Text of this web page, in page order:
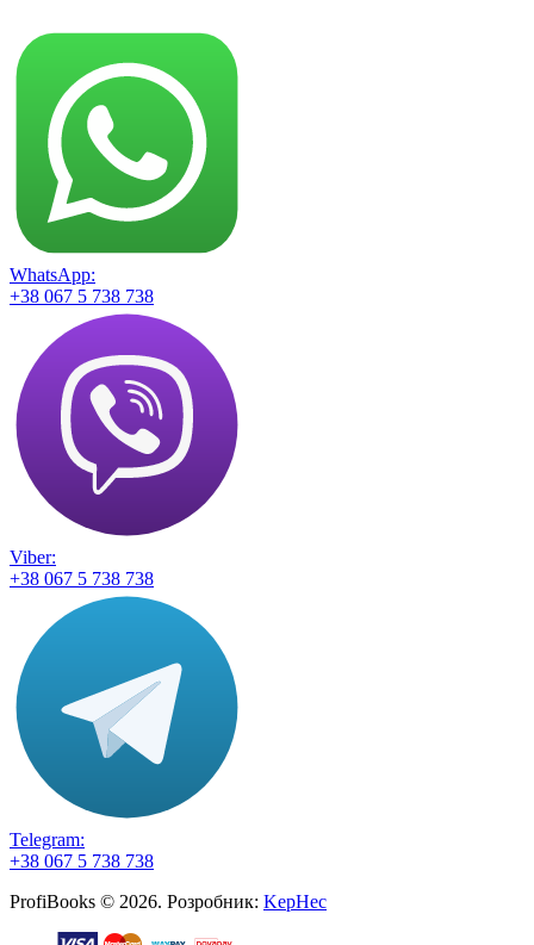
WhatsApp:
+38 067 5 738 738
Viber:
+38 067 5 738 738
Telegram:
+38 067 5 738 738
ProfiBooks © 2026. Розробник: KepHec